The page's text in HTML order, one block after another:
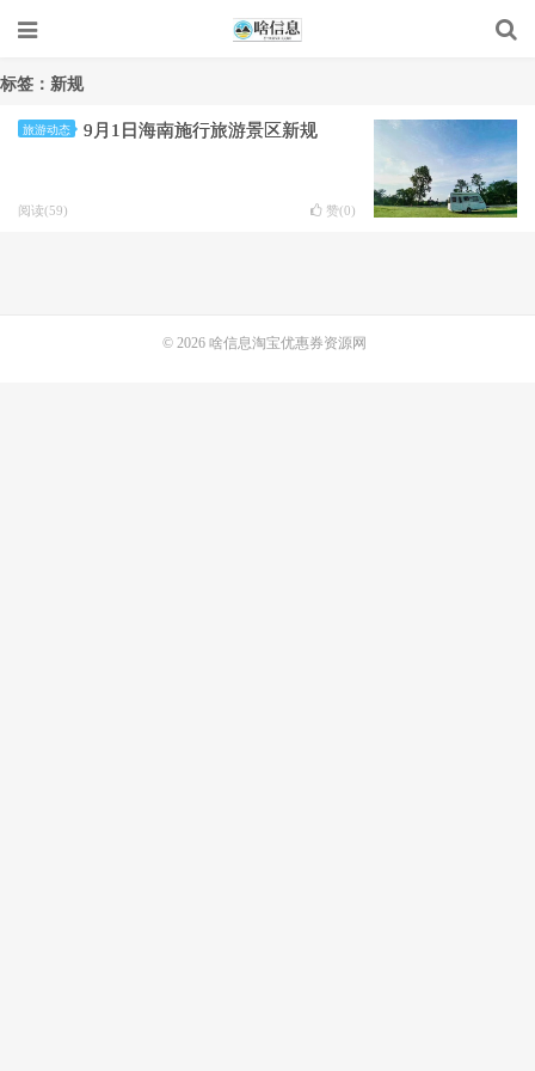
标签：新规
旅游动态 9月1日海南施行旅游景区新规
阅读(59) 赞(0)
© 2026 啥信息淘宝优惠券资源网